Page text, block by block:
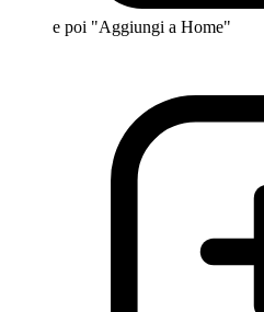
e poi "Aggiungi a Home"